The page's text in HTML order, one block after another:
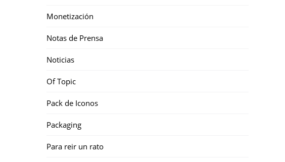
Monetización
Notas de Prensa
Noticias
Of Topic
Pack de Iconos
Packaging
Para reir un rato